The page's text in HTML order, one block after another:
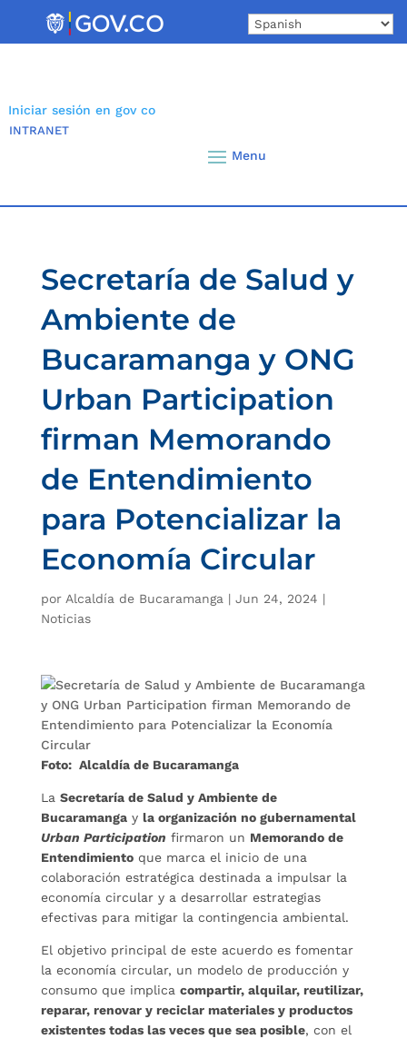
Iniciar sesión en gov co
INTRANET
Secretaría de Salud y
Ambiente de
Bucaramanga y ONG
Urban Participation
firman Memorando
de Entendimiento
para Potencializar la
Economía Circular
por Alcaldía de Bucaramanga | Jun 24, 2024 |
Noticias
Foto: Alcaldía de Bucaramanga
La Secretaría de Salud y Ambiente de
Bucaramangay la organización no gubernamental
Urban Participation firmaron un Memorando de
Entendimientoque marca el inicio de una
colaboración estratégica destinada a impulsar la
economía circular y a desarrollar estrategias
efectivas para mitigar la contingencia ambiental.
El objetivo principal de este acuerdo es fomentar
la economía circular, un modelo de producción y
consumo que implica compartir, alquilar, reutilizar,
reparar, renovar y reciclar materiales y productos
existentes todas las veces que sea posible, con el